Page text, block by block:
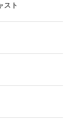
スト